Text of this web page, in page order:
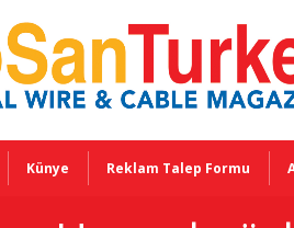
Künye Reklam Talep Formu